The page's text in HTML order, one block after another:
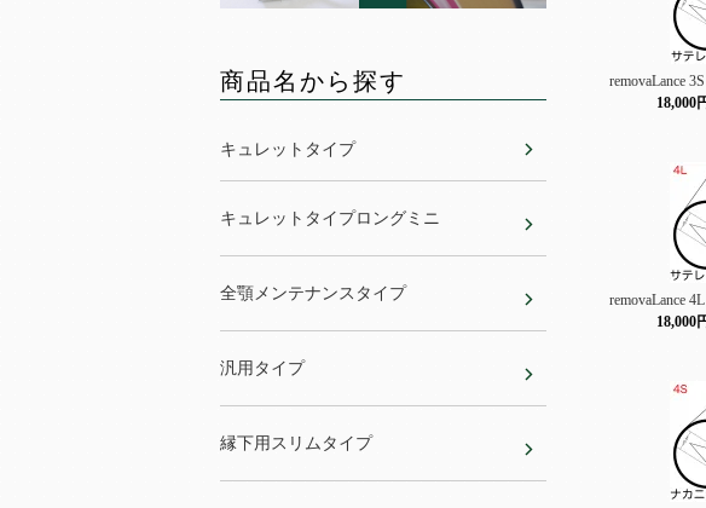
removaLance
18,000
removaLance
18,000
商品名から探す
キュレットタイプ
キュレットタイプロングミニ
全顎メンテナンスタイプ
汎用タイプ
縁下用スリムタイプ